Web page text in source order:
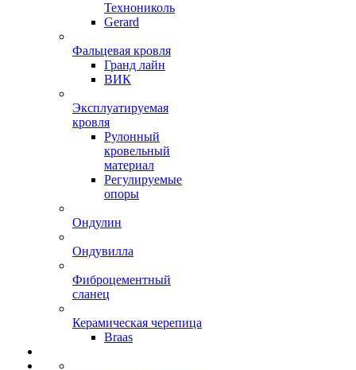
Технониколь
Gerard
Фальцевая кровля
Гранд лайн
ВИК
Эксплуатируемая
кровля
Рулонный
кровельный
материал
Регулируемые
опоры
Ондулин
Ондувилла
Фиброцементный
сланец
Керамическая черепица
Braas